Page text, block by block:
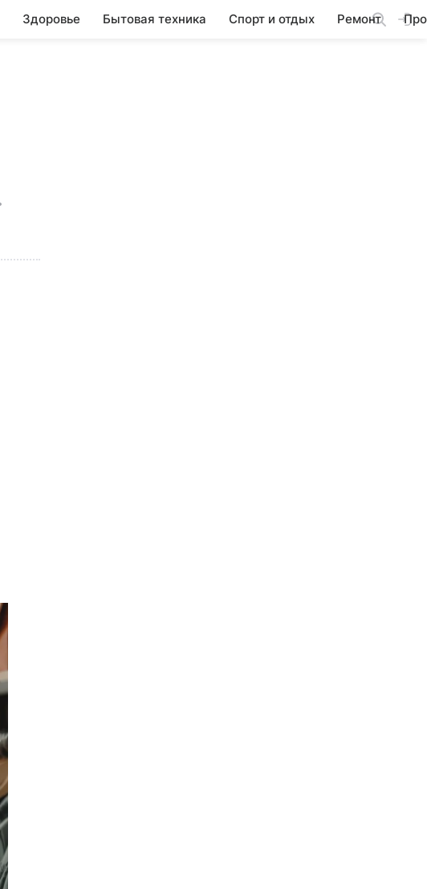
Здоровье Бытовая техника Спорт и отдых Ремонт